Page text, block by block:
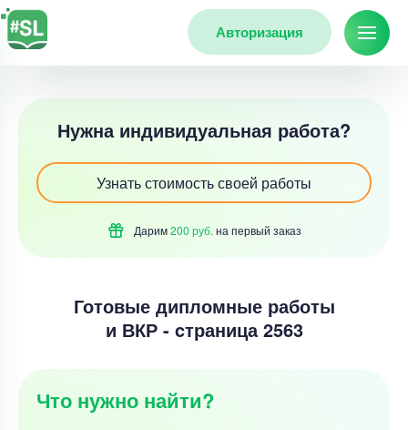
Авторизация
Нужна индивидуальная работа?
Узнать стоимость своей работы
Дарим200 руб. на первый заказ
Готовые дипломные работы
и ВКР - cтраница 2563
Что нужно найти?